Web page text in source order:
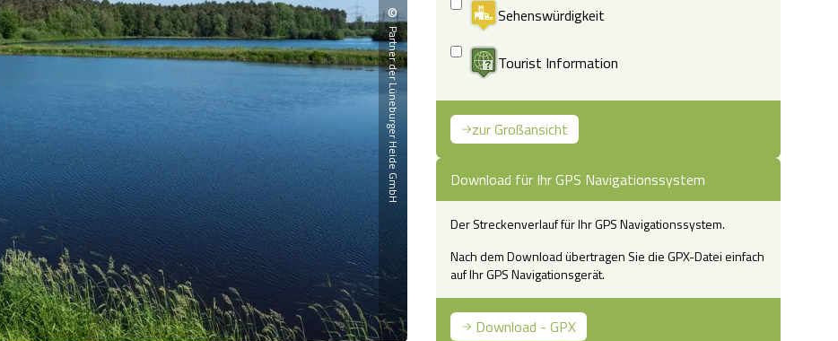
©
Partner der Lüneburger Heide GmbH
An den Aschauteichen bei Eschede
Sehenswürdigkeit
Tourist Information
zur Großansicht
Download für Ihr GPS Navigationssystem
Der Streckenverlauf für Ihr GPS Navigationssystem.
Nach dem Download übertragen Sie die GPX-Datei einfach
auf Ihr GPS Navigationsgerät.
Download - GPX